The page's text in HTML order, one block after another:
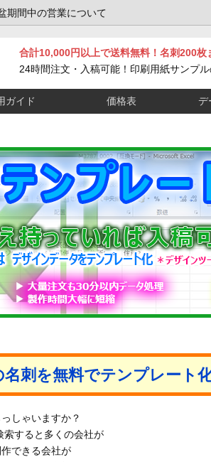
期間中の営業について
合計10,000円以上で送料無料！名刺200枚
24時間注文・入稿可能！印刷用紙サンプ
ガイド 価格表 デ
刺を無料でテンプレート
しゃいますか？
索すると多くの会社が
できる会社が